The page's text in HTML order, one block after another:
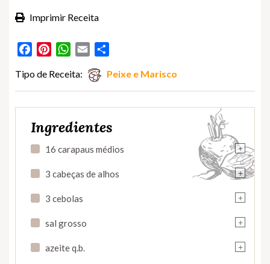
Imprimir Receita
FacebookPinterestWhatsApp
Email
Tipo de Receita: Peixe e Marisco
Ingredientes
+
16 carapaus médios
+
3 cabeças de alhos
+
3 cebolas
+
sal grosso
+
azeite q.b.